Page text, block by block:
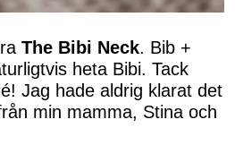
The Bibi Neck. Bib +
heta Bibi. Tack
Jag hade aldrig klarat det
min mamma, Stina och